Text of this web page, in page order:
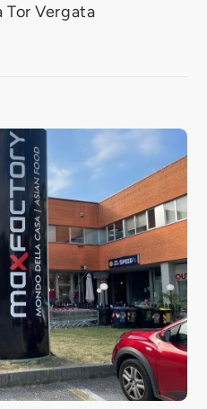
Tor Vergata